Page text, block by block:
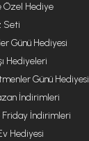
Özel Hediye
Seti
Günü Hediyesi
Hediyeleri
Günü Hediyesi
İndirimleri
Friday İndirimleri
Hediyesi